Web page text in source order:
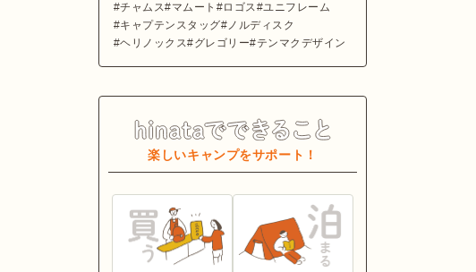
チャムス
マムート ロゴス
ユニフレーム
キャプテンスタッグ
ノルディスク
ヘリノックス
グレゴリー テンマクデザイン
楽しいキャンプをサポート！